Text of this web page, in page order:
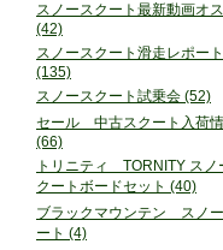
スノースクート最新動画オ
(42)
スノースクート滑走レポート
(135)
スノースクート試乗会 (52)
セール 中古スクート入荷
(66)
トリニティ TORNITY スノ
クートボードセット (40)
ブラックマウンテン スノ
ート (4)